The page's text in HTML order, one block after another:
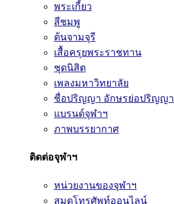
พระเกี้ยว
สีชมพู
ต้นจามจุรี
เสื้อครุยพระราชทาน
ชุดนิสิต
เพลงมหาวิทยาลัย
ชื่อปริญญา อักษรย่อปริญญา
แบรนด์จุฬาฯ
ภาพบรรยากาศ
ติดต่อจุฬาฯ
หน่วยงานของจุฬาฯ
สมุดโทรศัพท์ออนไลน์